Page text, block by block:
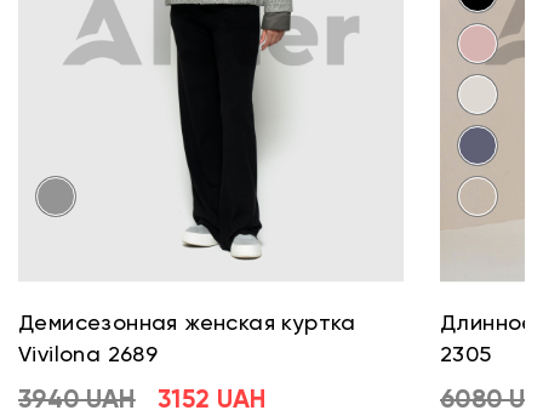
Демисезонная женская куртка
Vivilona 2689
3940 UAH 3152 UAH
Длинное
2305
6080